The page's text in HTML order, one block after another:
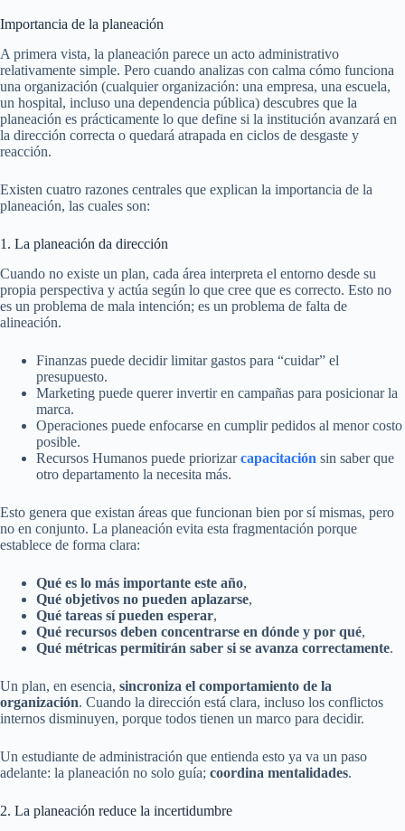
Importancia de la planeación
A primera vista, la planeación parece un acto administrativo
relativamente simple. Pero cuando analizas con calma cómo funciona
una organización (cualquier organización: una empresa, una escuela,
un hospital, incluso una dependencia pública) descubres que la
planeación es prácticamente lo que define si la institución avanzará en
la dirección correcta o quedará atrapada en ciclos de desgaste y
reacción.
Existen cuatro razones centrales que explican la importancia de la
planeación, las cuales son:
1. La planeación da dirección
Cuando no existe un plan, cada área interpreta el entorno desde su
propia perspectiva y actúa según lo que cree que es correcto. Esto no
es un problema de mala intención; es un problema de falta de
alineación.
Finanzas puede decidir limitar gastos para “cuidar” el
presupuesto.
Marketing puede querer invertir en campañas para posicionar la
marca.
Operaciones puede enfocarse en cumplir pedidos al menor costo
posible.
Recursos Humanos puede priorizarcapacitación sin saber que
otro departamento la necesita más.
Esto genera que existan áreas que funcionan bien por sí mismas, pero
no en conjunto. La planeación evita esta fragmentación porque
establece de forma clara:
Qué es lo más importante este año,
Qué objetivos no pueden aplazarse,
Qué tareas sí pueden esperar,
Qué recursos deben concentrarse en dónde y por qué,
Qué métricas permitirán saber si se avanza correctamente.
Un plan, en esencia, sincroniza el comportamiento de la
organización. Cuando la dirección está clara, incluso los conflictos
internos disminuyen, porque todos tienen un marco para decidir.
Un estudiante de administración que entienda esto ya va un paso
adelante: la planeación no solo guía; coordina mentalidades.
2. La planeación reduce la incertidumbre